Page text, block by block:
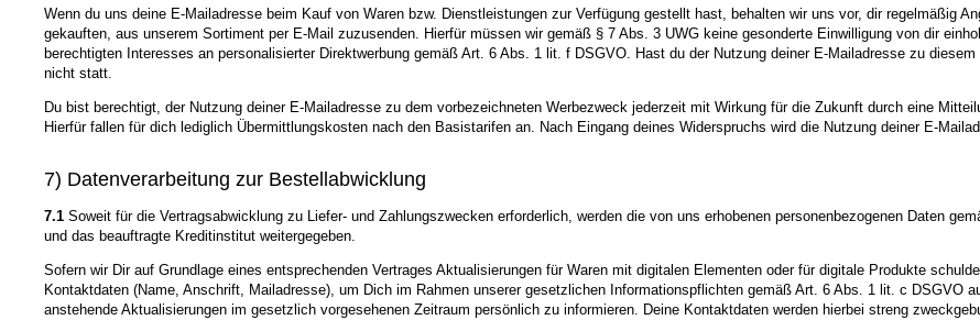
Wenn du uns deine E-Mailadresse beim Kauf von Waren bzw. Dienstleistungen zur Verfügung gestellt hast, behalten wir uns vor, dir regelmäßig
gekauften, aus unserem Sortiment per E-Mail zuzusenden. Hierfür müssen wir gemäß § 7 Abs. 3 UWG keine gesonderte Einwilligung von dir
berechtigten Interesses an personalisierter Direktwerbung gemäß Art. 6 Abs. 1 lit. f DSGVO. Hast du der Nutzung deiner E-Mailadresse zu
nicht statt.
Du bist berechtigt, der Nutzung deiner E-Mailadresse zu dem vorbezeichneten Werbezweck jederzeit mit Wirkung für die Zukunft durch eine
Hierfür fallen für dich lediglich Übermittlungskosten nach den Basistarifen an. Nach Eingang deines Widerspruchs wird die Nutzung deiner E-
7) Datenverarbeitung zur Bestellabwicklung
7.1 Soweit für die Vertragsabwicklung zu Liefer- und Zahlungszwecken erforderlich, werden die von uns erhobenen personenbezogenen Daten
und das beauftragte Kreditinstitut weitergegeben.
Sofern wir Dir auf Grundlage eines entsprechenden Vertrages Aktualisierungen für Waren mit digitalen Elementen oder für digitale Produkte
Kontaktdaten (Name, Anschrift, Mailadresse), um Dich im Rahmen unserer gesetzlichen Informationspflichten gemäß Art. 6 Abs. 1 lit. c DSGVO
anstehende Aktualisierungen im gesetzlich vorgesehenen Zeitraum persönlich zu informieren. Deine Kontaktdaten werden hierbei streng